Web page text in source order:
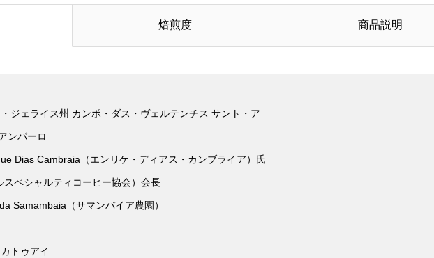
焙煎度 商品説明
・ジェライス州 カンポ・ダス・ヴェルテンチス サント・ア
ンパーロ
Dias Cambraia（エンリケ・ディアス・カンブライア）氏
スペシャルティコーヒー協会）会長
Samambaia（サマンバイア農園）
トゥアイ